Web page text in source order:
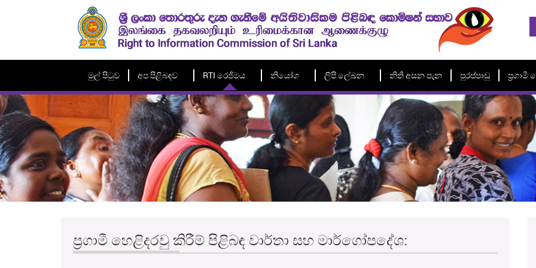
මුල් පිටුව අප පිළිබඳව RTI රෙජිමය නියෝග ලිපි ලේඛන නිති අසන පැන පුරප්පාඩු ප්‍රගාමී
ප‍්‍රගාමී හෙළිදරවු කිරීම් පිළිබඳ වාර්තා සහ මාර්ගෝපදේශ: